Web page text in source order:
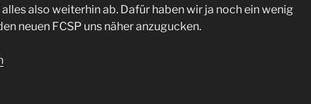
also weiterhin ab. Dafür haben wir ja noch ein wenig
neuen FCSP uns näher anzugucken.